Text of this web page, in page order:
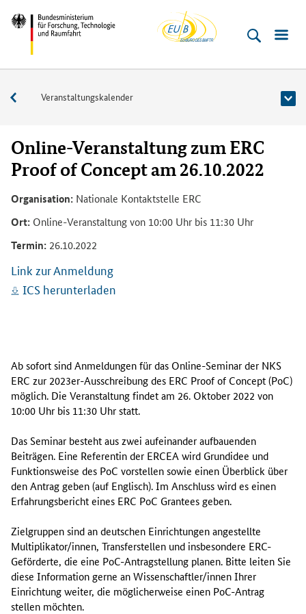
Direkt
zum
Inhalt
(Eingabetaste)
Direkt
zum
Hauptmenu
(Eingabetaste)
Direkt
zur
Suche
(Eingabetaste)
Direkt
zur
Seitenleiste
(Enter)
Direkt
zur
Fußleiste
(Enter)
Bundesministerium
Technologie
Raumfahrt
Buero
Veranstaltungen
Veranstaltungskalender
Online-Veranstaltung zum ERC
Proof of Concept am 26.10.2022
Organisation: Nationale Kontaktstelle ERC
Ort: Online-Veranstaltung von 10:00 Uhr bis 11:30 Uhr
Termin: 26.10.2022
Link zur Anmeldung
ICS herunterladen
b
s
o
f
r
t
s
i
n
A
n
m
e
l
d
Ab sofort sind Anmeldungen für das Online-Seminar der NKS
ERC zur 2023er-Ausschreibung des ERC Proof of Concept(PoC)
möglich. Die Veranstaltung findet am 26. Oktober 2022 von
10:00 Uhr bis 11:30 Uhr statt.
Das Seminar besteht aus zwei aufeinander aufbauenden
Beiträgen. Eine Referentin der ERCEA wird Grundidee und
Funktionsweise des PoC vorstellen sowie einen Überblick über
den Antrag geben (auf Englisch). Im Anschluss wird es einen
Erfahrungsbericht eines ERC PoC Grantees geben.
Zielgruppen sind an deutschen Einrichtungen angestellte
Multiplikator/innen, Transferstellen und insbesondere ERC-
Geförderte, die eine PoC-Antragstellung planen. Bitte leiten Sie
diese Information gerne an Wissenschaftler/innen Ihrer
Einrichtung weiter, die möglicherweise einen PoC-Antrag
stellen möchten.